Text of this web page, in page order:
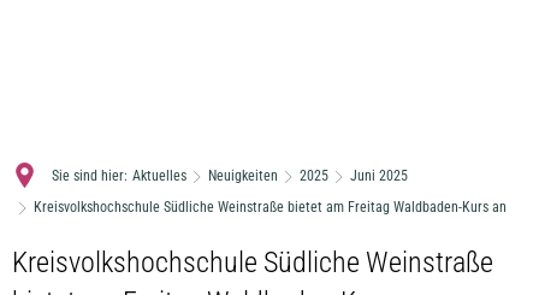
Sie sind hier: Aktuelles Neuigkeiten 2025
Juni 2025
Kreisvolkshochschule Südliche Weinstraße bietet am Freitag Waldbaden-Kurs an
Kreisvolkshochschule Südliche Weinstraße